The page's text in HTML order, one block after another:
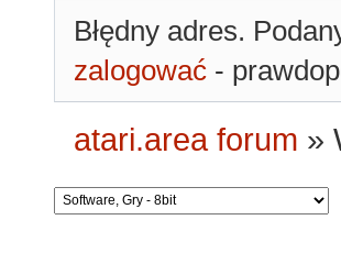
Błędny adres.
zalogować -
atari.area forum »